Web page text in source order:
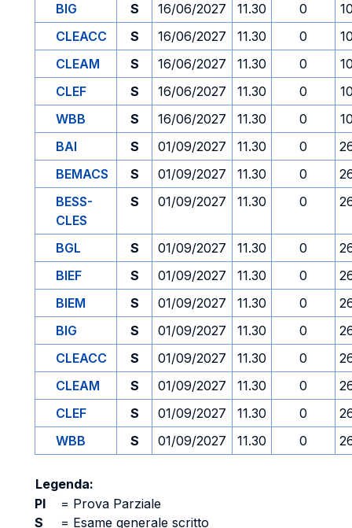
BIG
S 16/06/2027 11.30 0
CLEACC
S 16/06/2027 11.30 0
CLEAM
S 16/06/2027 11.30 0
CLEF
S 16/06/2027 11.30 0
WBB
S 16/06/2027 11.30 0
BAI
S 01/09/2027 11.30 0
BEMACS
S 01/09/2027 11.30 0
BESS-
CLES
S 01/09/2027 11.30 0
BGL S 01/09/2027 11.30 0
BIEF
S 01/09/2027 11.30 0
BIEM
S 01/09/2027 11.30 0
BIG
S 01/09/2027 11.30 0
CLEACC
S 01/09/2027 11.30 0
CLEAM
S 01/09/2027 11.30 0
CLEF
S 01/09/2027 11.30 0
WBB
S 01/09/2027 11.30 0
Legenda:
PI
= Prova Parziale
S
= Esame generale scritto